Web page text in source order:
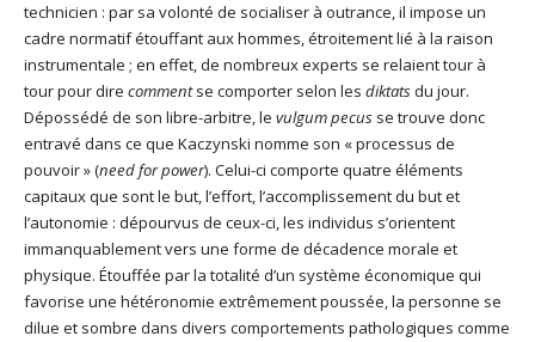
technicien : par sa volonté de socialiser à outrance, il impose un
cadre normatif étouffant aux hommes, étroitement lié à la raison
instrumentale ; en effet, de nombreux experts se relaient tour à
tour pour dire commentse comporter selon les diktatsdu jour.
Dépossédé de son libre-arbitre, le vulgum pecus se trouve donc
entravé dans ce que Kaczynski nomme son « processus de
pouvoir » (need for power). Celui-ci comporte quatre éléments
capitaux que sont le but, l’effort, l’accomplissement du but et
l’autonomie : dépourvus de ceux-ci, les individus s’orientent
immanquablement vers une forme de décadence morale et
physique. Étouffée par la totalité d’un système économique qui
favorise une hétéronomie extrêmement poussée, la personne se
dilue et sombre dans divers comportements pathologiques comme